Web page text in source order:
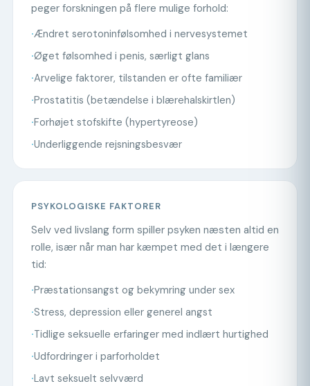
peger forskningen på flere mulige forhold:
·Ændret serotoninfølsomhed i nervesystemet
·Øget følsomhed i penis, særligt glans
·Arvelige faktorer, tilstanden er ofte familiær
·Prostatitis (betændelse i blærehalskirtlen)
·Forhøjet stofskifte (hypertyreose)
·Underliggende rejsningsbesvær
PSYKOLOGISKE FAKTORER
Selv ved livslang form spiller psyken næsten altid en
rolle, især når man har kæmpet med det i længere
tid:
·Præstationsangst og bekymring under sex
·Stress, depression eller generel angst
·Tidlige seksuelle erfaringer med indlært hurtighed
·Udfordringer i parforholdet
·Lavt seksuelt selvværd